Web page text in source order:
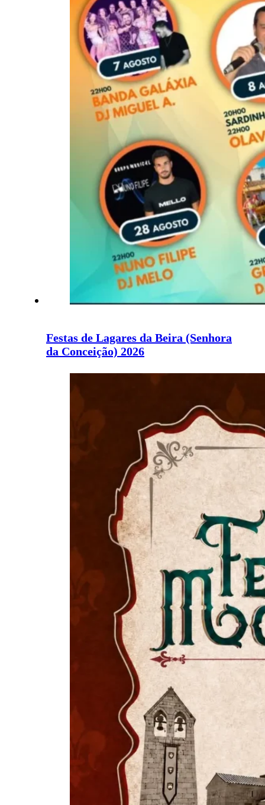
Festas de Lagares da Beira (Senhora
da Conceição) 2026